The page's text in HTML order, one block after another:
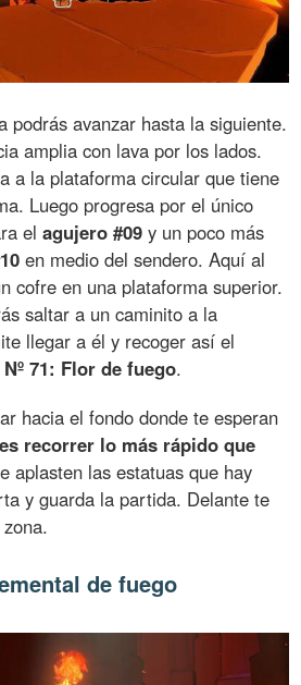
podrás avanzar hasta la siguiente.
amplia con lava por los lados.
a la plataforma circular que tiene
Luego progresa por el único
elagujero #09 y un poco más
en medio del sendero. Aquí al
cofre en una plataforma superior.
saltar a un caminito a la
llegar a él y recoger así el
71: Flor de fuego.
hacia el fondo donde te esperan
recorrer lo más rápido que
aplasten las estatuas que hay
y guarda la partida. Delante te
de fuego